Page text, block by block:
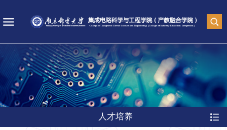
人才培养